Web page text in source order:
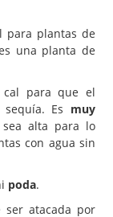
para plantas de
una planta de
cal para que el
Es muy
alta para lo
con agua sin
poda.
ser atacada por